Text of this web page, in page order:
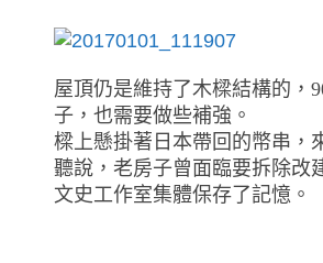
屋頂仍是維持了木樑結構的，
子，也需要做些補強。
樑上懸掛著日本帶回的幣串，
聽說，老房子曾面臨要拆除改
文史工作室集體保存了記憶。